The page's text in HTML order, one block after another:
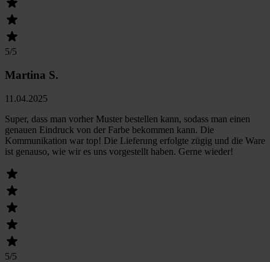
5/5
Martina S.
11.04.2025
Super, dass man vorher Muster bestellen kann, sodass man einen
genauen Eindruck von der Farbe bekommen kann. Die
Kommunikation war top! Die Lieferung erfolgte zügig und die Ware
ist genauso, wie wir es uns vorgestellt haben. Gerne wieder!
5/5